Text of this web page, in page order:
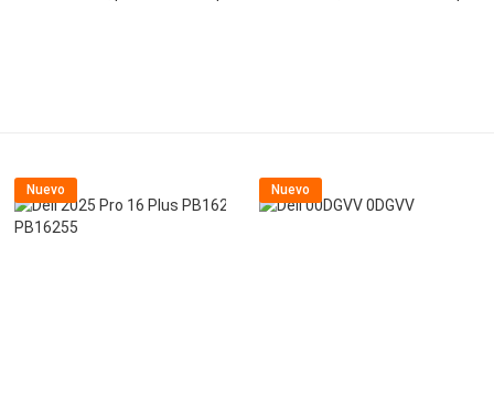
Nuevo Nuevo